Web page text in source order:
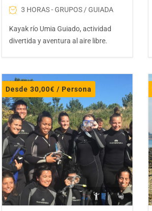
Senderismo ruta da pedra e da auga
Snorkel
3 HORAS - GRUPOS / GUIADA
Kayak río Umia Guiado, actividad
divertida y aventura al aire libre.
Desde 30,00€ / Persona